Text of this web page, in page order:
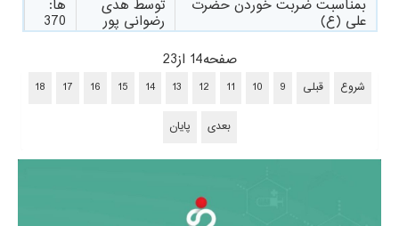
بمناسبت ضربت خوردن حضرت
علی (ع)
توسط هدی
رضوانی پور
ها:
370
صفحه14 از23
شروع قبلی 10
12
14
15
16
17
18
بعدی پایان